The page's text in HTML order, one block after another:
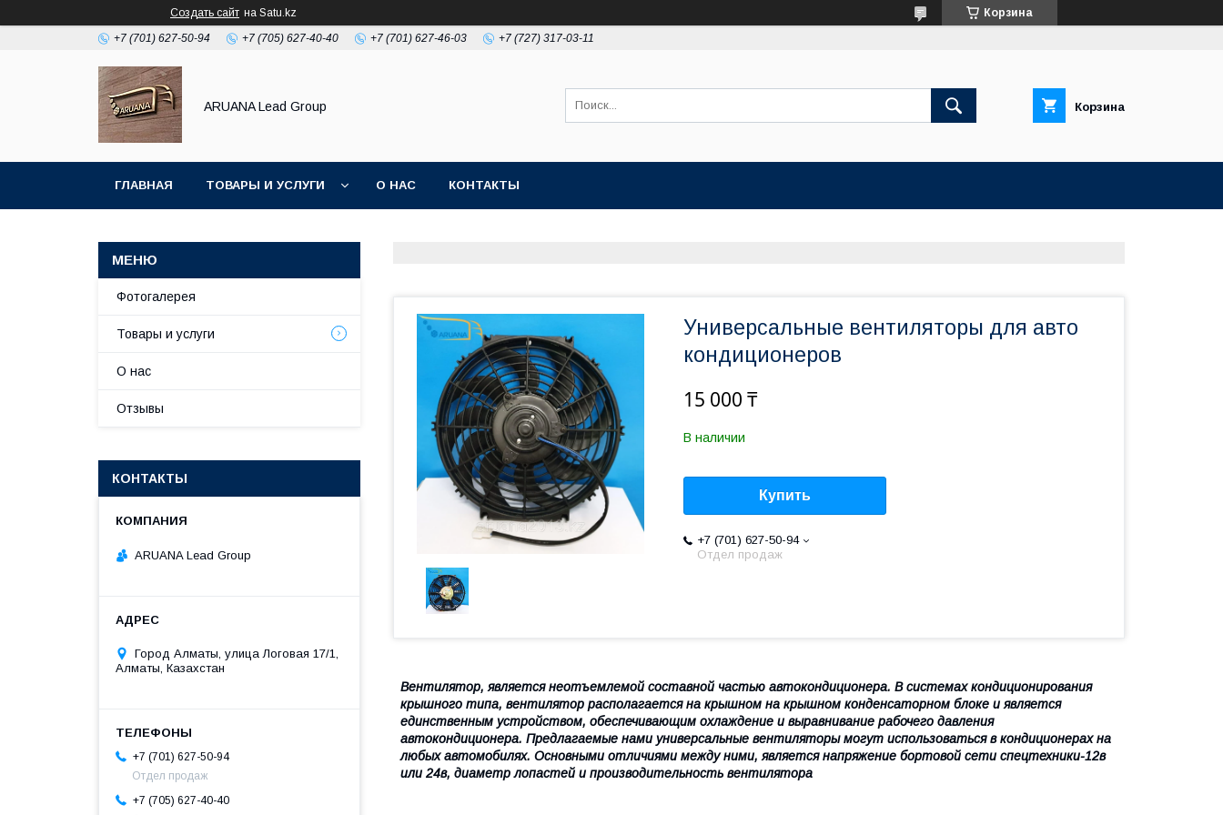
Создать сайт на Satu.kz Корзина
+7 (701) 627-50-94 +7 (705) 627-40-40 +7 (701) 627-46-03 +7 (727) 317-03-11
ARUANA Lead Group Корзина
ГЛАВНАЯ ТОВАРЫ И УСЛУГИ О НАС КОНТАКТЫ
Универсальные вентиляторы для авто
кондиционеров
15 000 ₸
В наличии
Купить
+7 (701) 627-50-94
Отдел продаж
Вентилятор, является неотъемлемой составной частью автокондиционера. В системах кондиционирования
крышного типа, вентилятор располагается на крышном на крышном конденсаторном блоке и является
единственным устройством, обеспечивающим охлаждение и выравнивание рабочего давления
автокондиционера. Предлагаемые нами универсальные вентиляторы могут использоваться в кондиционерах на
любых автомобилях. Основными отличиями между ними, является напряжение бортовой сети спецтехники-12в
или 24в, диаметр лопастей и производительность вентилятора
Фотогалерея
Товары и услуги
О нас
Отзывы
КОНТАКТЫ
ARUANA Lead Group
Город Алматы, улица Логовая 17/1,
Алматы, Казахстан
+7 (701) 627-50-94
Отдел продаж
+7 (705) 627-40-40